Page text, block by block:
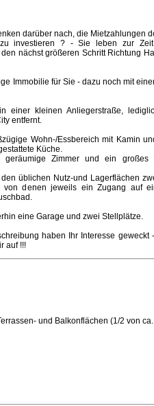
darüber nach, die Mietzahlungen
investieren ? - Sie leben zur
nächst größeren Schritt Richtung
Immobilie für Sie - dazu noch mit
einer kleinen Anliegerstraße,
entfernt.
Wohn-/Essbereich mit Kamin
Küche.
geräumige Zimmer und ein großes
üblichen Nutz-und Lagerflächen
von denen jeweils ein Zugang auf
eine Garage und zwei Stellplätze.
haben Ihr Interesse geweckt
auf !!!
und Balkonflächen (1/2 von ca.